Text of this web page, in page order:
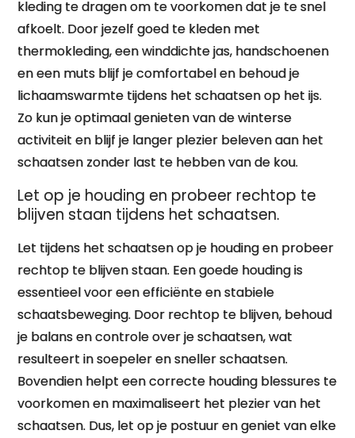
kleding te dragen om te voorkomen dat je te snel
afkoelt. Door jezelf goed te kleden met
thermokleding, een winddichte jas, handschoenen
en een muts blijf je comfortabel en behoud je
lichaamswarmte tijdens het schaatsen op het ijs.
Zo kun je optimaal genieten van de winterse
activiteit en blijf je langer plezier beleven aan het
schaatsen zonder last te hebben van de kou.
Let op je houding en probeer rechtop te
blijven staan tijdens het schaatsen.
Let tijdens het schaatsen op je houding en probeer
rechtop te blijven staan. Een goede houding is
essentieel voor een efficiënte en stabiele
schaatsbeweging. Door rechtop te blijven, behoud
je balans en controle over je schaatsen, wat
resulteert in soepeler en sneller schaatsen.
Bovendien helpt een correcte houding blessures te
voorkomen en maximaliseert het plezier van het
schaatsen. Dus, let op je postuur en geniet van elke